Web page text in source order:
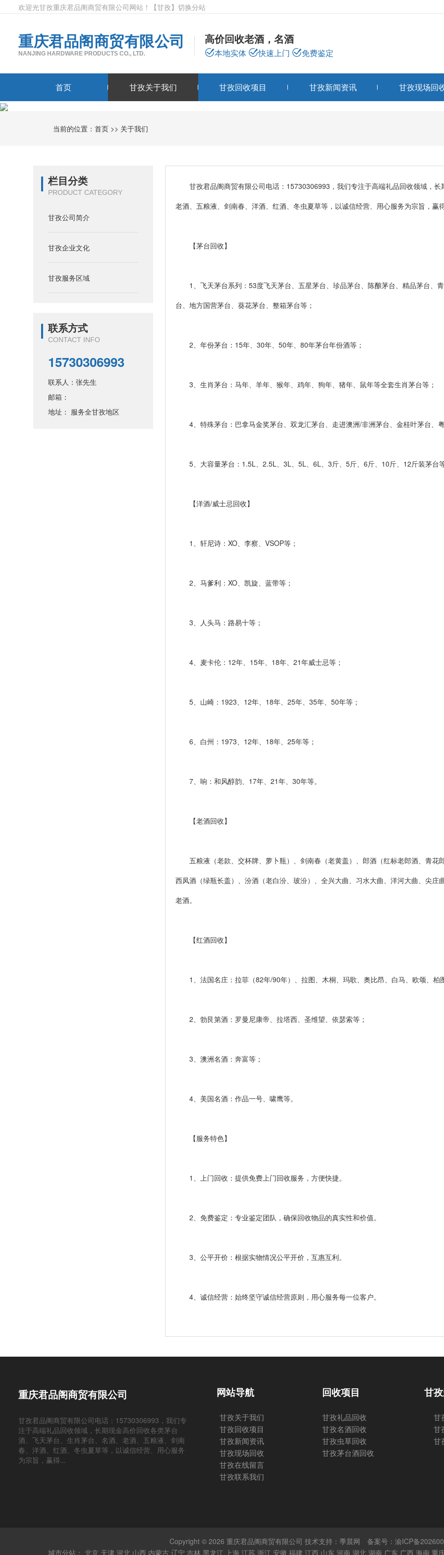
欢迎光甘孜重庆君品阁商贸有限公司网站！ 【甘孜】 切换分站
重庆君品阁商贸有限公司
NANJING HARDWARE PRODUCTS CO., LTD.
高价回收老酒，名酒
本地实体 快速上门 免费鉴定
首页 甘孜关于我们 甘孜回收项目 甘孜新闻资讯 甘孜现场回
当前的位置：首页 >> 关于我们
栏目分类
PRODUCT CATEGORY
甘孜公司简介
甘孜企业文化
甘孜服务区域
联系方式
CONTACT INFO
15730306993
联系人：张先生
邮箱：
地址： 服务全甘孜地区
甘孜君品阁商贸有限公司电话：15730306993，我们专注于高端礼品回收领域，长
老酒、五粮液、剑南春、洋酒、红酒、冬虫夏草等，以诚信经营、用心服务为宗旨，赢
【茅台回收】
1、飞天茅台系列：53度飞天茅台、五星茅台、珍品茅台、陈酿茅台、精品茅台、
台、地方国营茅台、葵花茅台、整箱茅台等；
2、年份茅台：15年、30年、50年、80年茅台年份酒等；
3、生肖茅台：马年、羊年、猴年、鸡年、狗年、猪年、鼠年等全套生肖茅台等；
4、特殊茅台：巴拿马金奖茅台、双龙汇茅台、走进澳洲/非洲茅台、金桂叶茅台、
5、大容量茅台：1.5L、2.5L、3L、5L、6L、3斤、5斤、6斤、10斤、12斤装茅台
【洋酒/威士忌回收】
1、轩尼诗：XO、李察、VSOP等；
2、马爹利：XO、凯旋、蓝带等；
3、人头马：路易十等；
4、麦卡伦：12年、15年、18年、21年威士忌等；
5、山崎：1923、12年、18年、25年、35年、50年等；
6、白州：1973、12年、18年、25年等；
7、响：和风醇韵、17年、21年、30年等。
【老酒回收】
五粮液（老款、交杯牌、萝卜瓶）、剑南春（老黄盖）、郎酒（红标老郎酒、青花
西凤酒（绿瓶长盖）、汾酒（老白汾、玻汾）、全兴大曲、习水大曲、洋河大曲、尖
老酒。
【红酒回收】
1、法国名庄：拉菲（82年/90年）、拉图、木桐、玛歌、奥比昂、白马、欧颂、柏
2、勃艮第酒：罗曼尼康帝、拉塔西、圣维望、依瑟索等；
3、澳洲名酒：奔富等；
4、美国名酒：作品一号、啸鹰等。
【服务特色】
1、上门回收：提供免费上门回收服务，方便快捷。
2、免费鉴定：专业鉴定团队，确保回收物品的真实性和价值。
3、公平开价：根据实物情况公平开价，互惠互利。
4、诚信经营：始终坚守诚信经营原则，用心服务每一位客户。
重庆君品阁商贸有限公司
甘孜君品阁商贸有限公司电话：15730306993，我们专
注于高端礼品回收领域，长期现金高价回收各类茅台
酒、飞天茅台、生肖茅台、名酒、老酒、五粮液、剑南
春、洋酒、红酒、冬虫夏草等，以诚信经营、用心服务
为宗旨，赢得...
网站导航
甘孜关于我们
甘孜回收项目
甘孜新闻资讯
甘孜现场回收
甘孜在线留言
甘孜联系我们
回收项目
甘孜礼品回收
甘孜名酒回收
甘孜虫草回收
甘孜茅台酒回收
甘
甘
甘
甘
Copyright © 2026 重庆君品阁商贸有限公司 技术支持：季晨网 备案号：渝ICP备
城市分站： 北京 天津 河北 山西 内蒙古 辽宁 吉林 黑龙江 上海 江苏 浙江 安徽 福建 江西 山东 河南 湖北 湖南 广东 广西 海南 重